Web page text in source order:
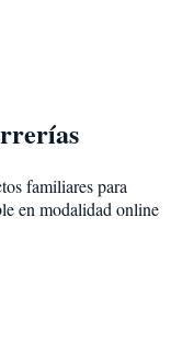
familiarespara
en modalidad online